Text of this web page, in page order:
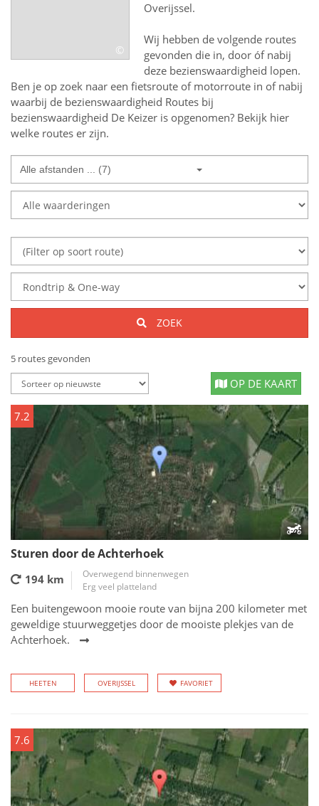
©
Overijssel.
Wij hebben de volgende routes
gevonden die in, door óf nabij
deze bezienswaardigheid lopen.
Ben je op zoek naar een fietsroute of motorroute in of nabij
waarbij de bezienswaardigheid Routes bij
bezienswaardigheid De Keizer is opgenomen? Bekijk hier
welke routes er zijn.
Alle afstanden ... (7)
ZOEK
5 routes gevonden
OP DE KAART
7.2
Sturen door de Achterhoek
194 km
Overwegend binnenwegen
Erg veel platteland
Een buitengewoon mooie route van bijna 200 kilometer met
geweldige stuurweggetjes door de mooiste plekjes van de
Achterhoek.
HEETEN OVERIJSSEL FAVORIET
7.6